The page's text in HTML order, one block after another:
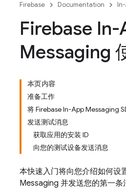
Firebase Documentation
Firebase
Messaging
本页内容
准备工作
将 Firebase In-App Messaging
发送测试消息
获取应用的安装 ID
向您的测试设备发送消息
本快速入门将向您介绍如何设
Messaging 并发送您的第一条